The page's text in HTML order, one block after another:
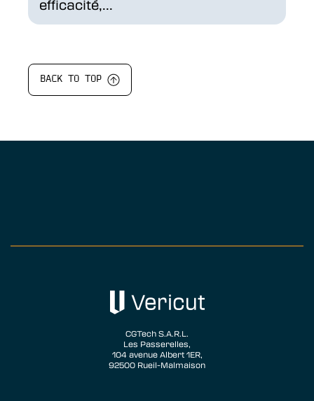
efficacité,...
BACK TO TOP
CGTech S.A.R.L.
Les Passerelles,
104 avenue Albert 1ER,
92500 Rueil-Malmaison